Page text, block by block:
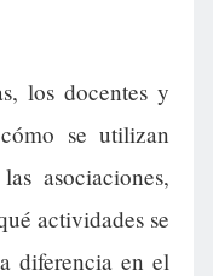
los docentes y
se utilizan
asociaciones,
actividades se
diferencia en el